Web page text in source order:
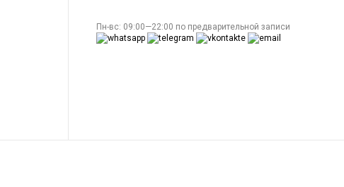
Пн-вс: 09:00—22:00 по предварительной записи